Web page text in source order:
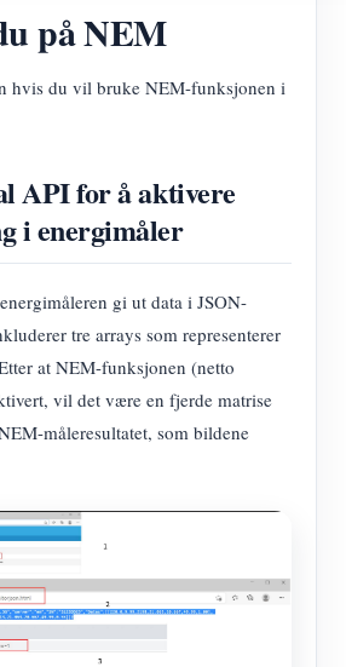
på NEM
hvis du vil bruke NEM-funksjonen i
API for å aktivere
i energimåler
gi ut data i JSON-
tre arrays som representerer
at NEM-funksjonen (netto
vil det være en fjerde matrise
måleresultatet, som bildene